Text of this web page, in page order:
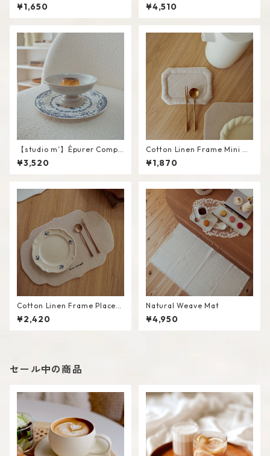
er #White / L
¥1,650 ¥4,510
【studio m’】Épurer Compo
te #White / M
¥3,520
Cotton Linen Frame Mini M
at #Beige
¥1,870
Cotton Linen Frame Placem
at #Beige
¥2,420
Natural Weave Mat
¥4,950
セール中の商品